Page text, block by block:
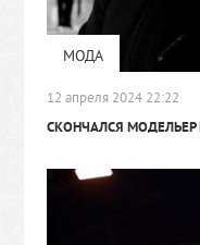
МОДА
12 апреля 2024 22:22
СКОНЧАЛСЯ МОДЕЛЬЕР